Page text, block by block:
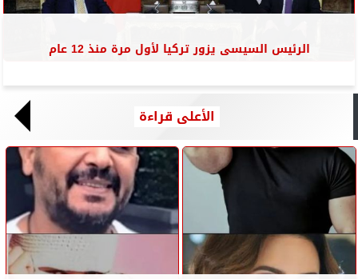
الرئيس السيسى يزور تركيا لأول مرة منذ 12 عام
الأعلى قراءة